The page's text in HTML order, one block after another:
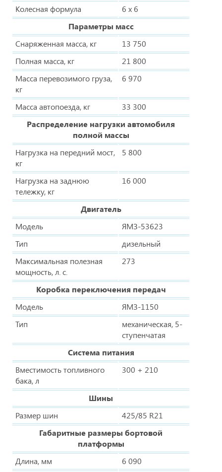
Колесная формула
6 х 6
Параметры масс
Снаряженная масса, кг
13 750
Полная масса, кг
21 800
Масса перевозимого груза,
кг
6 970
Масса автопоезда, кг
33 300
Распределение нагрузки автомобиля
полной массы
Нагрузка на передний мост,
кг
5 800
Нагрузка на заднюю
тележку, кг
16 000
Двигатель
Модель
ЯМЗ-53623
Тип
дизельный
Максимальная полезная
мощность, л. с.
273
Коробка переключения передач
Модель
ЯМЗ-1150
Тип
механическая, 5-
ступенчатая
Система питания
Вместимость топливного
бака, л
300 + 210
Шины
Размер шин
425/85 R21
Габаритные размеры бортовой
платформы
Длина, мм
6 090